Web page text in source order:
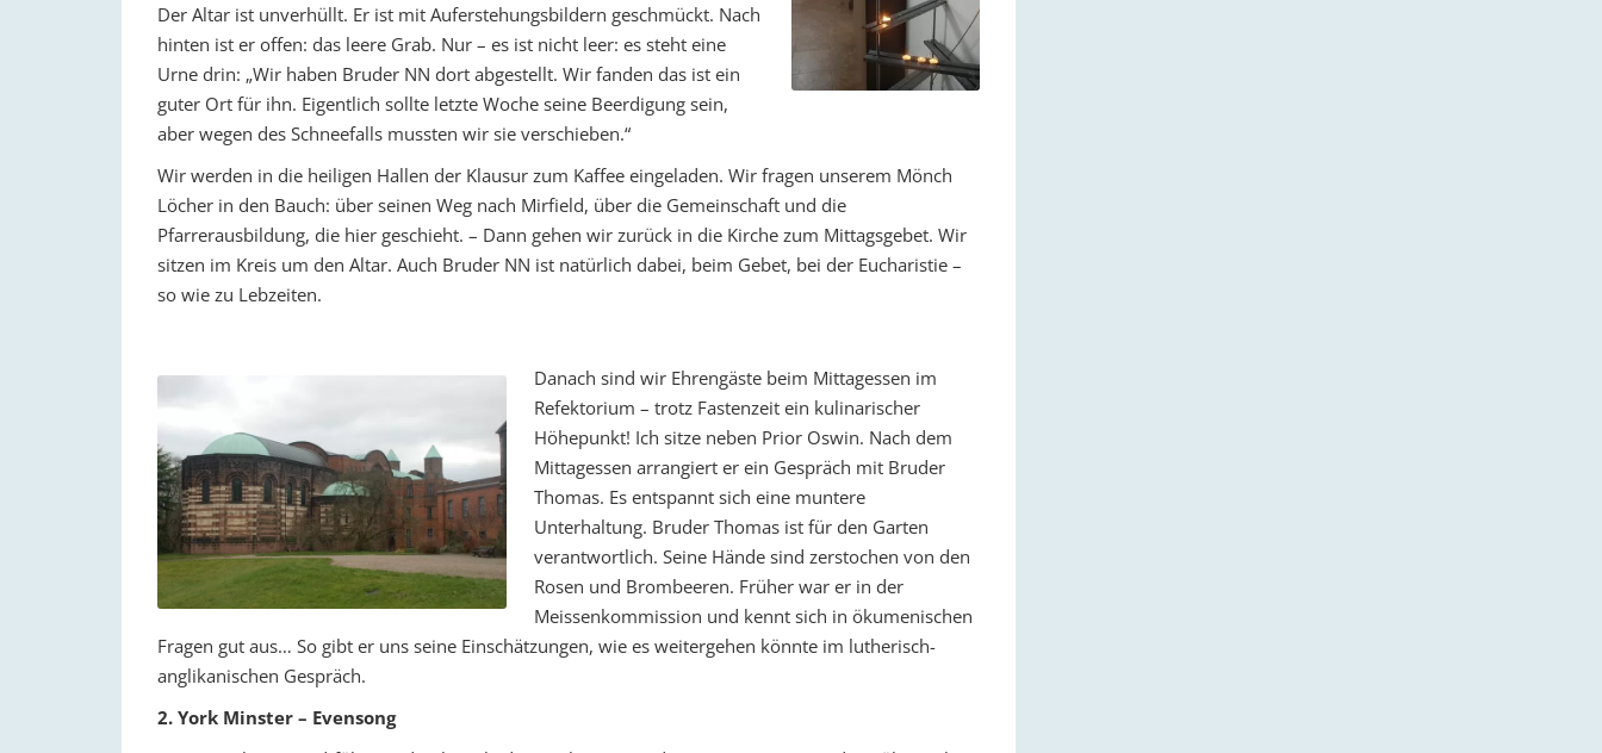
Der Altar ist unverhüllt. Er ist mit Auferstehungsbildern geschmückt. Nach
hinten ist er offen: das leere Grab. Nur – es ist nicht leer: es steht eine
Urne drin: „Wir haben Bruder NN dort abgestellt. Wir fanden das ist ein
guter Ort für ihn. Eigentlich sollte letzte Woche seine Beerdigung sein,
aber wegen des Schneefalls mussten wir sie verschieben.“
Wir werden in die heiligen Hallen der Klausur zum Kaffee eingeladen. Wir fragen unserem Mönch
Löcher in den Bauch: über seinen Weg nach Mirfield, über die Gemeinschaft und die
Pfarrerausbildung, die hier geschieht. – Dann gehen wir zurück in die Kirche zum Mittagsgebet. Wir
sitzen im Kreis um den Altar. Auch Bruder NN ist natürlich dabei, beim Gebet, bei der Eucharistie –
so wie zu Lebzeiten.
Danach sind wir Ehrengäste beim Mittagessen im
Refektorium – trotz Fastenzeit ein kulinarischer
Höhepunkt! Ich sitze neben Prior Oswin. Nach dem
Mittagessen arrangiert er ein Gespräch mit Bruder
Thomas. Es entspannt sich eine muntere
Unterhaltung. Bruder Thomas ist für den Garten
verantwortlich. Seine Hände sind zerstochen von den
Rosen und Brombeeren. Früher war er in der
Meissenkommission und kennt sich in ökumenischen
Fragen gut aus… So gibt er uns seine Einschätzungen, wie es weitergehen könnte im lutherisch-
anglikanischen Gespräch.
2. York Minster – Evensong